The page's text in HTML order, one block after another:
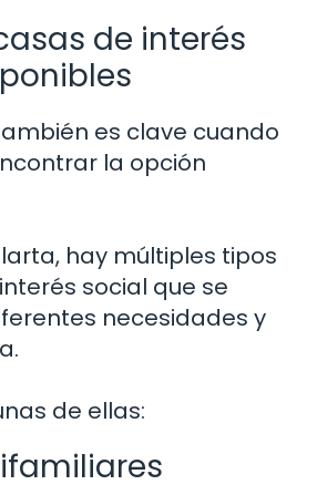
de interés
es clave cuando
la opción
hay múltiples tipos
social que se
necesidades y
de ellas: